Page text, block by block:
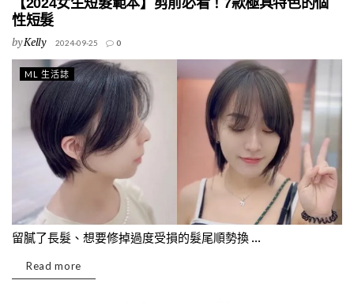
【2024女生短髮範本】剪前必看！7款極具特色的個
性短髮
byKelly 2024-09-25 0
ML 生活誌
留膩了長髮、想要修掉過度受損的髮尾順勢換 ...
Read more